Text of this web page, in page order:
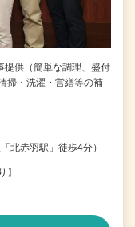
供（簡単な調理、盛付
掃・洗濯・営繕等の補
北赤羽駅」徒歩4分）
】